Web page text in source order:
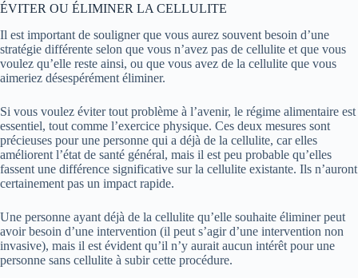
ÉVITER OU ÉLIMINER LA CELLULITE
Il est important de souligner que vous aurez souvent besoin d’une
stratégie différente selon que vous n’avez pas de cellulite et que vous
voulez qu’elle reste ainsi, ou que vous avez de la cellulite que vous
aimeriez désespérément éliminer.
Si vous voulez éviter tout problème à l’avenir, le régime alimentaire est
essentiel, tout comme l’exercice physique. Ces deux mesures sont
précieuses pour une personne qui a déjà de la cellulite, car elles
améliorent l’état de santé général, mais il est peu probable qu’elles
fassent une différence significative sur la cellulite existante. Ils n’auront
certainement pas un impact rapide.
Une personne ayant déjà de la cellulite qu’elle souhaite éliminer peut
avoir besoin d’une intervention (il peut s’agir d’une intervention non
invasive), mais il est évident qu’il n’y aurait aucun intérêt pour une
personne sans cellulite à subir cette procédure.